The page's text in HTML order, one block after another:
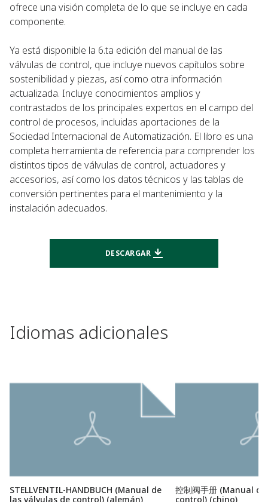
ofrece una visión completa de lo que se incluye en cada
componente.
Ya está disponible la 6.ta edición del manual de las
válvulas de control, que incluye nuevos capítulos sobre
sostenibilidad y piezas, así como otra información
actualizada. Incluye conocimientos amplios y
contrastados de los principales expertos en el campo del
control de procesos, incluidas aportaciones de la
Sociedad Internacional de Automatización. El libro es una
completa herramienta de referencia para comprender los
distintos tipos de válvulas de control, actuadores y
accesorios, así como los datos técnicos y las tablas de
conversión pertinentes para el mantenimiento y la
instalación adecuados.
DESCARGAR
Idiomas adicionales
STELLVENTIL-HANDBUCH (Manual de
las válvulas de control) (alemán)
控制阀手册 (Manual
control) (chino)